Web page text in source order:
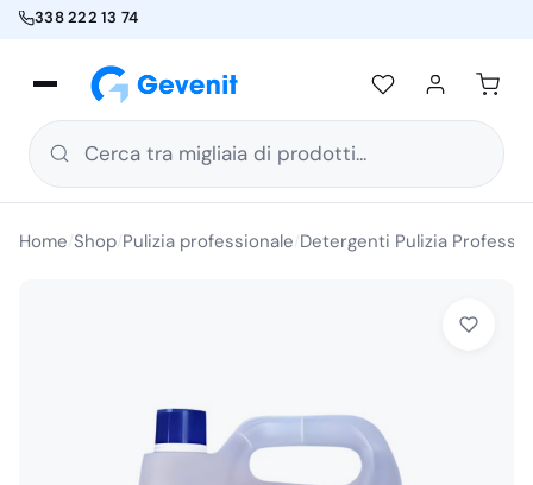
338 222 13 74
Cerca tra migliaia di prodotti...
Home Shop Pulizia professionale Detergenti Pulizia